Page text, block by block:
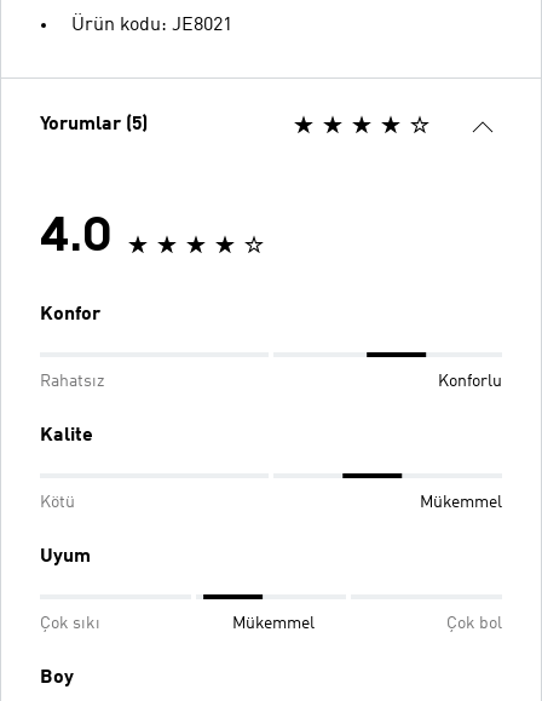
Ürün kodu: JE8021
Yorumlar (5)
4.0
Konfor
Rahatsız Konforlu
Kalite
Kötü Mükemmel
Uyum
Çok sıkı Mükemmel Çok bol
Boy